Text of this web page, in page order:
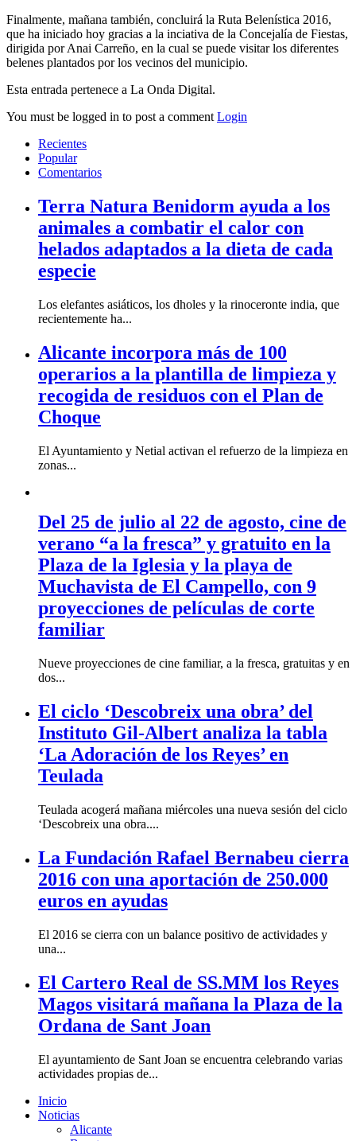
Finalmente, mañana también, concluirá la Ruta Belenística 2016,
que ha iniciado hoy gracias a la inciativa de la Concejalía de Fiestas,
dirigida por Anai Carreño, en la cual se puede visitar los diferentes
belenes plantados por los vecinos del municipio.
Esta entrada pertenece a La Onda Digital.
You must be logged in to post a comment Login
Recientes
Popular
Comentarios
Terra Natura Benidorm ayuda a los
animales a combatir el calor con
helados adaptados a la dieta de cada
especie
Los elefantes asiáticos, los dholes y la rinoceronte india, que
recientemente ha...
Alicante incorpora más de 100
operarios a la plantilla de limpieza y
recogida de residuos con el Plan de
Choque
El Ayuntamiento y Netial activan el refuerzo de la limpieza en
zonas...
Del 25 de julio al 22 de agosto, cine de
verano “a la fresca” y gratuito en la
Plaza de la Iglesia y la playa de
Muchavista de El Campello, con 9
proyecciones de películas de corte
familiar
Nueve proyecciones de cine familiar, a la fresca, gratuitas y en
dos...
El ciclo ‘Descobreix una obra’ del
Instituto Gil-Albert analiza la tabla
‘La Adoración de los Reyes’ en
Teulada
Teulada acogerá mañana miércoles una nueva sesión del ciclo
‘Descobreix una obra....
La Fundación Rafael Bernabeu cierra
2016 con una aportación de 250.000
euros en ayudas
El 2016 se cierra con un balance positivo de actividades y
una...
El Cartero Real de SS.MM los Reyes
Magos visitará mañana la Plaza de la
Ordana de Sant Joan
El ayuntamiento de Sant Joan se encuentra celebrando varias
actividades propias de...
Inicio
Noticias
Alicante